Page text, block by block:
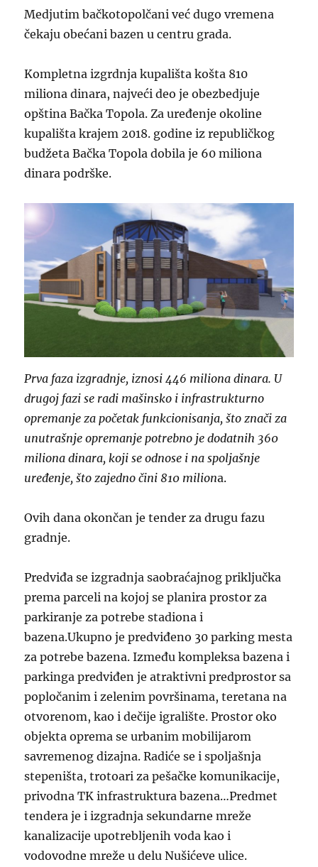
Medjutim bačkotopolčani već dugo vremena
čekaju obećani bazen u centru grada.
Kompletna izgrdnja kupališta košta 810
miliona dinara, najveći deo je obezbedjuje
opština Bačka Topola. Za uređenje okoline
kupališta krajem 2018. godine iz republičkog
budžeta Bačka Topola dobila je 60 miliona
dinara podrške.
Prva faza izgradnje, iznosi 446 miliona dinara. U
drugoj fazi se radi mašinsko i infrastrukturno
opremanje za početak funkcionisanja, što znači za
unutrašnje opremanje potrebno je dodatnih 360
miliona dinara, koji se odnose i na spoljašnje
uređenje, što zajedno čini 810 miliona.
Ovih dana okončan je tender za drugu fazu
gradnje.
Predviđa se izgradnja saobraćajnog priključka
prema parceli na kojoj se planira prostor za
parkiranje za potrebe stadiona i
bazena.Ukupno je predviđeno 30 parking mesta
za potrebe bazena. Između kompleksa bazena i
parkinga predviđen je atraktivni predprostor sa
popločanim i zelenim površinama, teretana na
otvorenom, kao i dečije igralište. Prostor oko
objekta oprema se urbanim mobilijarom
savremenog dizajna. Radiće se i spoljašnja
stepeništa, trotoari za pešačke komunikacije,
privodna TK infrastruktura bazena…Predmet
tendera je i izgradnja sekundarne mreže
kanalizacije upotrebljenih voda kao i
vodovodne mreže u delu Nušićeve ulice.